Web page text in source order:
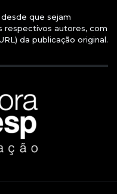
que sejam
respectivos autores, com
da publicação original.